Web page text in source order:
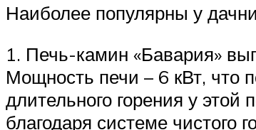
Наиболее популярны у
1. Печь-камин «Бавария»
Мощность печи – 6 кВт, что
длительного горения у этой
благодаря системе чистого